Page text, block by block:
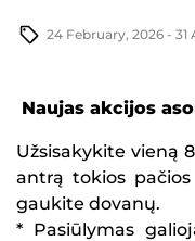
24 February, 2026 - 31
Naujas akcijos
Užsisakykite vieną
antrą tokios
gaukite dovanų.
* Pasiūlymas